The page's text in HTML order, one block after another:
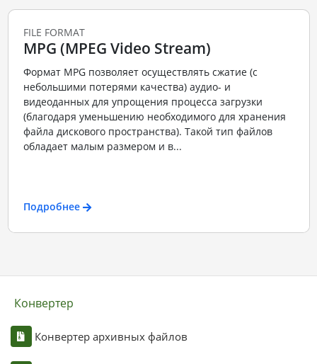
FILE FORMAT
MPG (MPEG Video Stream)
Формат MPG позволяет осуществлять сжатие (с
небольшими потерями качества) аудио- и
видеоданных для упрощения процесса загрузки
(благодаря уменьшению необходимого для хранения
файла дискового пространства). Такой тип файлов
обладает малым размером и в...
Подробнее
Конвертер
Конвертер архивных файлов